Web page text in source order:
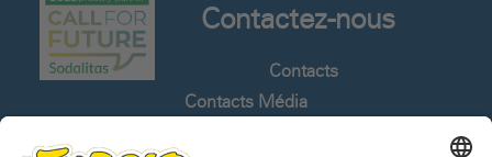
Contactez-nous
Contacts
Contacts Média